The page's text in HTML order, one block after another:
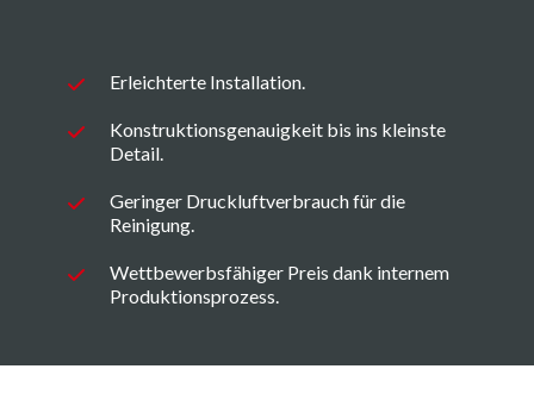
Erleichterte Installation.
Konstruktionsgenauigkeit bis ins kleinste
Detail.
Geringer Druckluftverbrauch für die
Reinigung.
Wettbewerbsfähiger Preis dank internem
Produktionsprozess.